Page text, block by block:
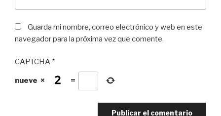
Guarda mi nombre, correo electrónico y web en este
navegador para la próxima vez que comente.
CAPTCHA *
nueve × =